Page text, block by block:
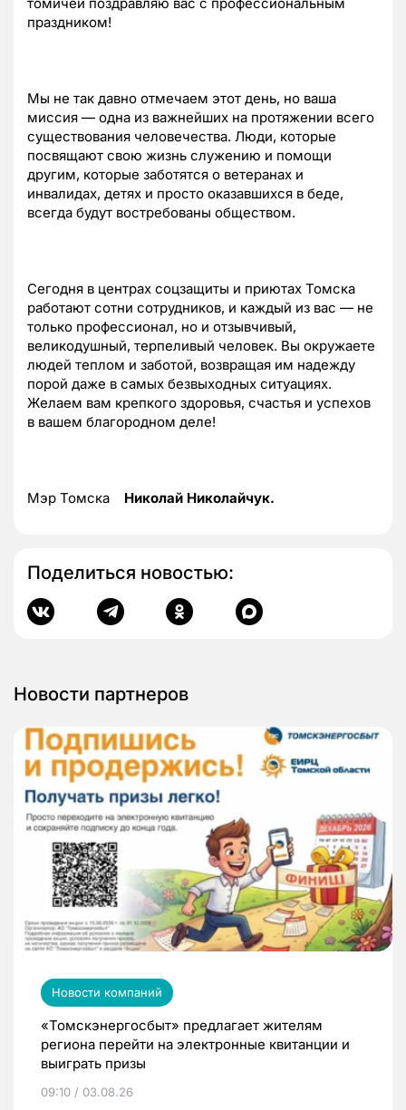
томичей поздравляю вас с профессиональным
праздником!
Мы не так давно отмечаем этот день, но ваша
миссия — одна из важнейших на протяжении всего
существования человечества. Люди, которые
посвящают свою жизнь служению и помощи
другим, которые заботятся о ветеранах и
инвалидах, детях и просто оказавшихся в беде,
всегда будут востребованы обществом.
Сегодня в центрах соцзащиты и приютах Томска
работают сотни сотрудников, и каждый из вас — не
только профессионал, но и отзывчивый,
великодушный, терпеливый человек. Вы окружаете
людей теплом и заботой, возвращая им надежду
порой даже в самых безвыходных ситуациях.
Желаем вам крепкого здоровья, счастья и успехов
в вашем благородном деле!
Мэр Томска Николай Николайчук.
Поделиться новостью:
Новости партнеров
Новости компаний
«Томскэнергосбыт» предлагает жителям
региона перейти на электронные квитанции и
выиграть призы
09:10 / 03.08.26